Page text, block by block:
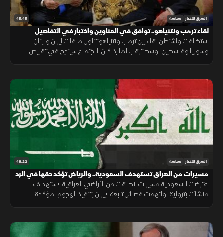
45:45 الشرق للأخبار سياسة
لقاء ترمب ونتنياهو.. توافق في العناوين واختبار في التفاصيل
استضافت واشنطن لقاء بين ترمب ونتنياهو تناول ملفات إيران ولبنان
وسوريا وفلسطين، وسط ترقب لما إذا كان الاجتماع سينجح في تقليص
48:22 الشرق للأخبار سياسة
مسيرات من العراق تستهدف السعودية.. والرياض تؤكد حقها في الرد
اعترضت السعودية مسيرات انطلقت من الأراضي العراقية لاستهداف
منشآت بترولية، واتهمت فصائل تابعة لإيران بتنفيذ الهجوم، مؤكدة